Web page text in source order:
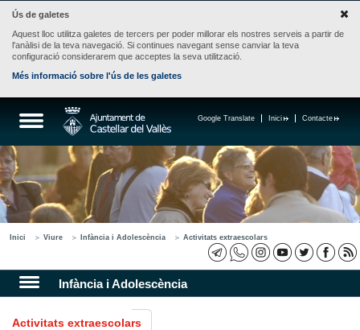
Ús de galetes
Aquest lloc utilitza galetes de tercers per poder millorar els nostres serveis a partir de
l'anàlisi de la teva navegació. Si continues navegant sense canviar la teva
configuració considerarem que acceptes la seva utilització.
Més informació sobre l'ús de les galetes
Contacte
Inici
Google Translate
Inici Viure Infància i Adolescència Activitats extraescolars
Infància i Adolescència
Activitats extraescolars